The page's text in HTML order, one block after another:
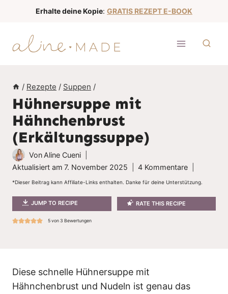
Erhalte deine Kopie: GRATIS REZEPT E-BOOK
/ Rezepte / Suppen /
Hühnersuppe mit
Hähnchenbrust
(Erkältungssuppe)
Von Aline Cueni
Aktualisiert am 7. November 2025 4 Kommentare
*Dieser Beitrag kann Affiliate-Links enthalten. Danke für deine Unterstützung.
JUMP TO RECIPE RATE THIS RECIPE
5von3 Bewertungen
Diese schnelle Hühnersuppe mit
Hähnchenbrust und Nudeln ist genau das